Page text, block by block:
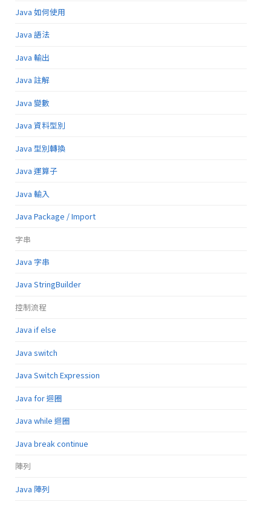
Java 如何使用
Java 語法
Java 輸出
Java 註解
Java 變數
Java 資料型別
Java 型別轉換
Java 運算子
Java 輸入
Java Package / Import
字串
Java 字串
Java StringBuilder
控制流程
Java if else
Java switch
Java Switch Expression
Java for 迴圈
Java while 迴圈
Java break continue
陣列
Java 陣列